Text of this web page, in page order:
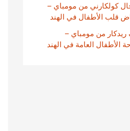
كولكارني من مومباي –
قلب الأطفال في الهند
ريدكار من مومباي –
الأطفال العامة في الهند